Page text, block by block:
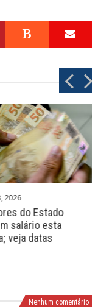
2026
do Estado
salário esta
veja datas
P
r
e
v
N
e
x
t
Nenhum comentário